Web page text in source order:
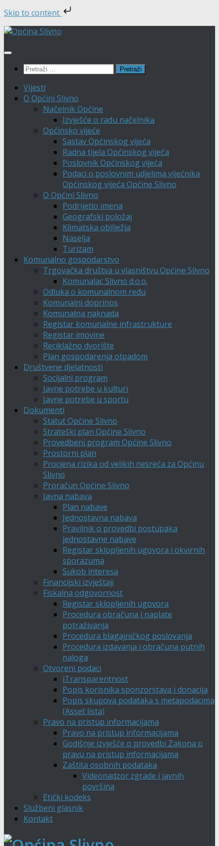
Skip to content
Skip
content
Pretraži:
Vijesti
O Općini Slivno
Načelnik Općine
Izvješće o radu načelnika
Općinsko vijeće
Sastav Općinskog vijeća
Radna tijela Općinskog vijeća
Poslovnik Općinskog vijeća
Podaci o poslovnim udjelima vijećnika
Općinskog vijeća Općine Slivno
O Općini Slivno
Podrijetlo imena
Geografski položaj
Klimatska obilježja
Naselja
Turizam
Komunalno gospodarstvo
Trgovačka društva u vlasništvu Općine Slivno
Komunalac Slivno d.o.o.
Odluka o komunalnom redu
Komunalni doprinos
Komunalna naknada
Registar komunalne infrastrukture
Registar imovine
Reciklažno dvorište
Plan gospodarenja otpadom
Društvene djelatnosti
Socijalni program
Javne potrebe u kulturi
Javne potrebe u sportu
Dokumenti
Statut Općine Slivno
Strateški plan Općine Slivno
Provedbeni program Općine Slivno
Prostorni plan
Procjena rizika od velikih nesreća za Općinu
Slivno
Proračun Općine Slivno
Javna nabava
Plan nabave
Jednostavna nabava
Pravilnik o provedbi postupaka
jednostavne nabave
Registar sklopljenih ugovora i okvirnih
sporazuma
Sukob interesa
Financijski izvještaji
Fiskalna odgovornost
Registar sklopljenih ugovora
Procedura obračuna i naplate
potraživanja
Procedura blagajničkog poslovanja
Procedura izdavanja i obračuna putnih
naloga
Otvoreni podaci
iTransparentnost
Popis korisnika sponzorstava i donacija
Popis skupova podataka s metapodacima
(Asset lista)
Pravo na pristup informacijama
Pravo na pristup informacijama
Godišnje izvješće o provedbi Zakona o
pravu na pristup informacijama
Zaštita osobnih podataka
Videonadzor zgrade i javnih
površina
Etički kodeks
Službeni glasnik
Kontakt